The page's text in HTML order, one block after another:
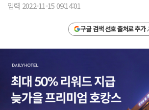
입력 2022-11-15 09:14:01
구글 검색 선호 출처로 추가